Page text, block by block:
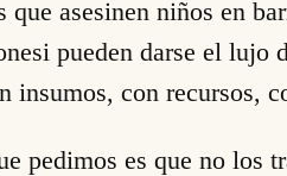
que asesinen niños en
pueden darse el lujo
con recursos,
pedimos es que no los